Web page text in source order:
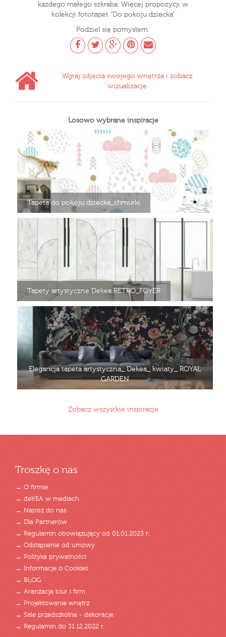
każdego małego szkraba. Więcej propozycji w
kolekcji fototapet "Do pokoju dziecka"
Podziel się pomysłem:
Wgraj zdjęcia swojego wnętrza i zobacz
wizualizacje
Losowo wybrane inspiracje
Tapeta do pokoju dziecka_chmurki
Tapety artystyczne Dekea RETRO_FOYER
Elegancja tapeta artystyczna_ Dekea_ kwiaty_ ROYAL
GARDEN
Zobacz wszystkie inspiracje
Troszkę o nas
→ O firmie
→ deKEA w mediach
→ Napisz do nas
→ Dla Partnerów
→ Regulamin obowiązujący od 01.01.2023 r.
→ Odstąpienie od umowy
→ Polityka prywatności
→ Informacje o Cookies
→ BLOG
→ Aranżacja biur i firm
→ Projektowanie wnętrz
→ Sale przedszkolne - dekoracje
→ Regulamin do 31.12.2022 r.